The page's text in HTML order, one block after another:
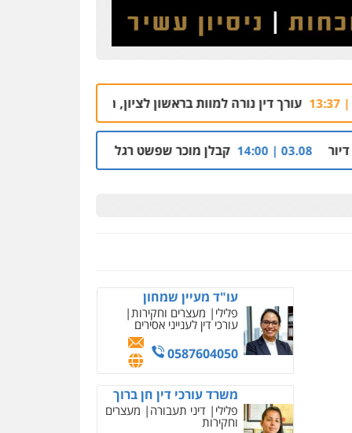
נורה למוות בראשון לציון, הלקוח שחשוד ברצח – נעצר
קבלן מוכר שפשט רגל חשוד בהסתרת זכויות בנכסי נדל"ן
פלילי
משפט פלילי
עו"ד עלי סעדי
פלילי פשיעה חמורה ליווי
0508824984
עו"ד מעיין שמחון
פלילי מעצרים וחקירות
עורכי דין לענייני אסירים
0587604050
משרד עורכי דין חן ברוך
פלילי דיני תעבורה מעצרים
וחקירות
מקצועיים לעורכי דין
0504578527
רונן הלל – מוניטין
מחיקת כתבות מגוגל
ודחיקת אזכורים שליליים
שירותים מקצועיים לעורכי
דין
0522508109